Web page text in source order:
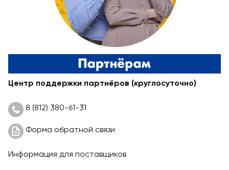
Центр поддержки партнёров (круглосуточно)
8 (812) 380-61-31
Форма обратной связи
Информация для поставщиков